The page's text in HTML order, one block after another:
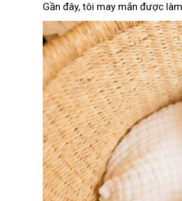
Gần đây, tôi may mắn được